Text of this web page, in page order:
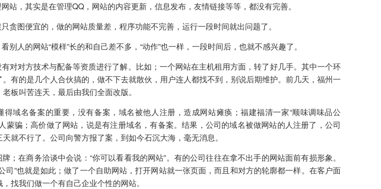
站，其实是在管理QQ，网站的内容更新 ， 信息发布 ， 友情链接等等，都没有完善。
贪图便宜的，做的网站质量差，程序功能不完善，运行一段时间就出问题了。
别人的网站“模样”长的和自己差不多，“动作”也一样，一段时间后，也就不感兴趣了。
对对方技术与配备等资质进行了解。比如；一个网站在主机租用方面，转了好几手。其中一个环
有的是几个人合伙搞的，做不下去就散伙，用户连人都找不到，别说后期维护。前几天，福州一
板叫苦连天，最后由我们全面改版。
得域名备案的重要，没有备案，域名被他人注册，造成网站瘫痪；福建福清一家“顺味调味品公
蒙骗；高价做了网站，说是有注册域名，有备案。结果，公司的域名被做网站的人注册了，公司
就不行了。公司向警方报了案，到如今石沉大海，毫无消息。
；在商务洽谈中会说：“你可以看看我的网站”。有的公司往往在拿不出手的网站面前有损形象。
司”也就是如此；做了一个自助网站，打开网站就一张页面，而且和对方的轮廓都一样。在客户面
找我们做一个有自己企业个性的网站。